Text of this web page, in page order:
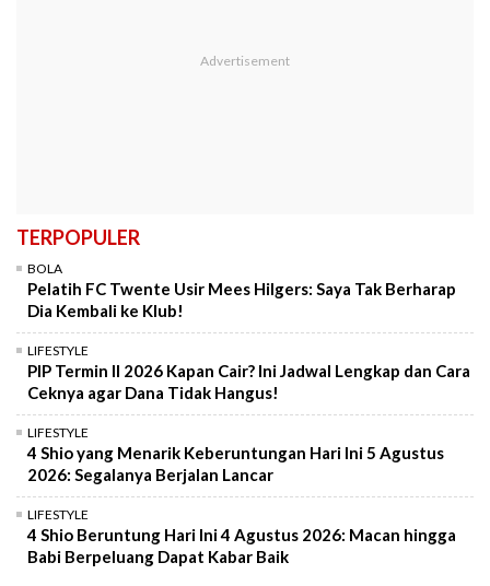
TERPOPULER
BOLA
Pelatih FC Twente Usir Mees Hilgers: Saya Tak Berharap
Dia Kembali ke Klub!
LIFESTYLE
PIP Termin II 2026 Kapan Cair? Ini Jadwal Lengkap dan Cara
Ceknya agar Dana Tidak Hangus!
LIFESTYLE
4 Shio yang Menarik Keberuntungan Hari Ini 5 Agustus
2026: Segalanya Berjalan Lancar
LIFESTYLE
4 Shio Beruntung Hari Ini 4 Agustus 2026: Macan hingga
Babi Berpeluang Dapat Kabar Baik